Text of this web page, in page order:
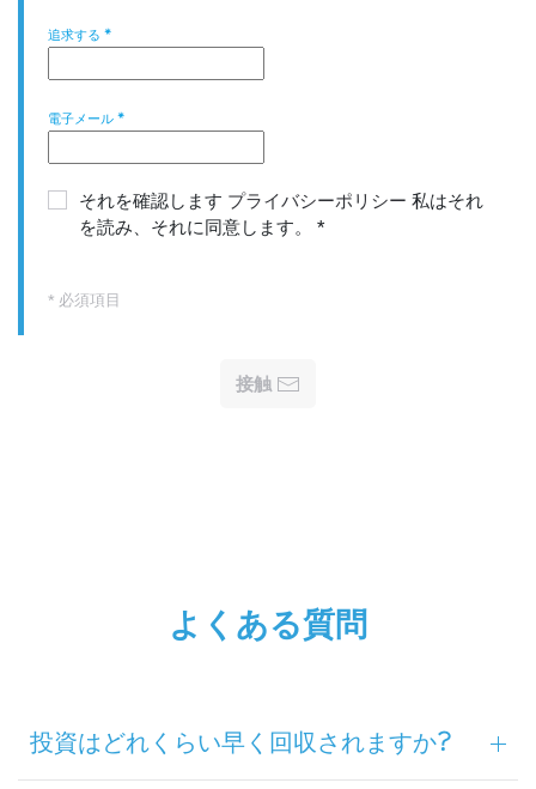
追求する *
電子メール *
それを確認します プライバシーポリシー 私はそれ
を読み、それに同意します。 *
* 必須項目
接触
よくある質問
投資はどれくらい早く回収されますか?